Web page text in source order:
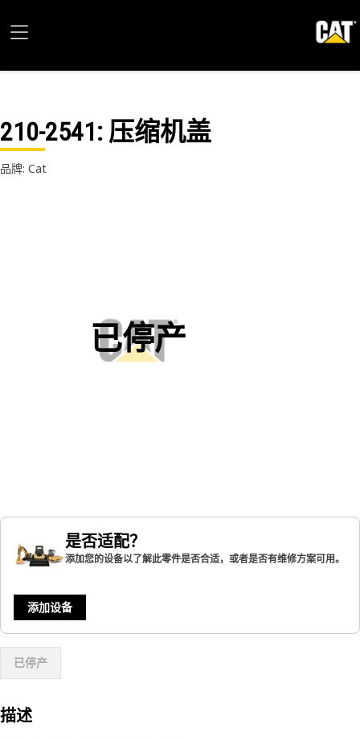
210-2541: 压缩机盖
品牌: Cat
已停产
是否适配？
添加您的设备以了解此零件是否合适，或者是否有维修方案可用。
添加设备
已停产
描述